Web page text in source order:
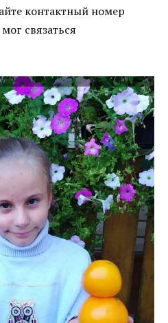
контактный номер
связаться